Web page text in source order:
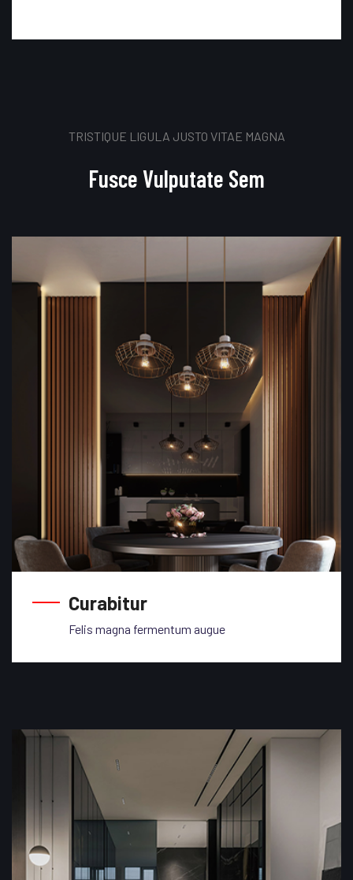
TRISTIQUE LIGULA JUSTO VITAE MAGNA
Fusce Vulputate Sem
Curabitur
Felis magna fermentum augue